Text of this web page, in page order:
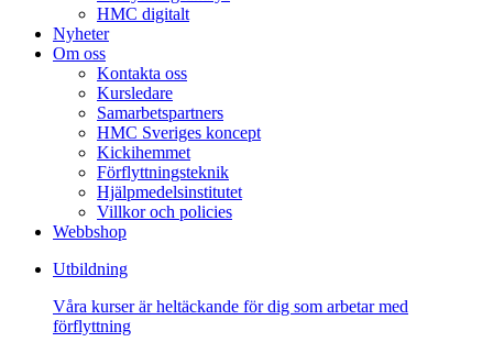
HMC digitalt
Nyheter
Om oss
Kontakta oss
Kursledare
Samarbetspartners
HMC Sveriges koncept
Kickihemmet
Förflyttningsteknik
Hjälpmedelsinstitutet
Villkor och policies
Webbshop
Utbildning
Våra kurser är heltäckande för dig som arbetar med
förflyttning